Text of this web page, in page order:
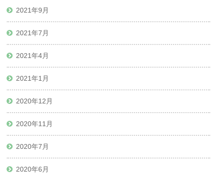
2021年9月
2021年7月
2021年4月
2021年1月
2020年12月
2020年11月
2020年7月
2020年6月